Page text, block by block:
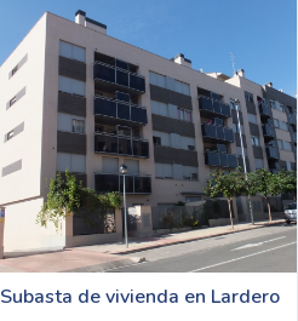
Subasta de vivienda en Lardero